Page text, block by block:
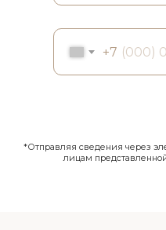
+7
*Отправляя сведения через
лицам